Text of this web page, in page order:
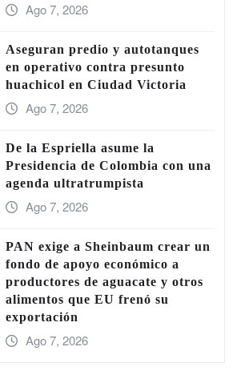
Ago 7, 2026
Aseguran predio y autotanques
en operativo contra presunto
huachicol en Ciudad Victoria
Ago 7, 2026
De la Espriella asume la
Presidencia de Colombia con una
agenda ultratrumpista
Ago 7, 2026
PAN exige a Sheinbaum crear un
fondo de apoyo económico a
productores de aguacate y otros
alimentos que EU frenó su
exportación
Ago 7, 2026